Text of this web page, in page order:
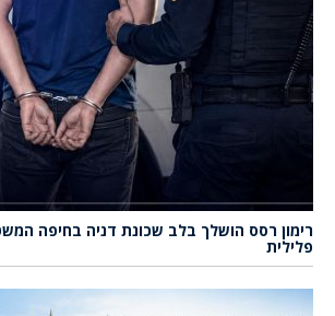
רימון רסס הושלך בלב שכונת דניה בחיפה
פלילית